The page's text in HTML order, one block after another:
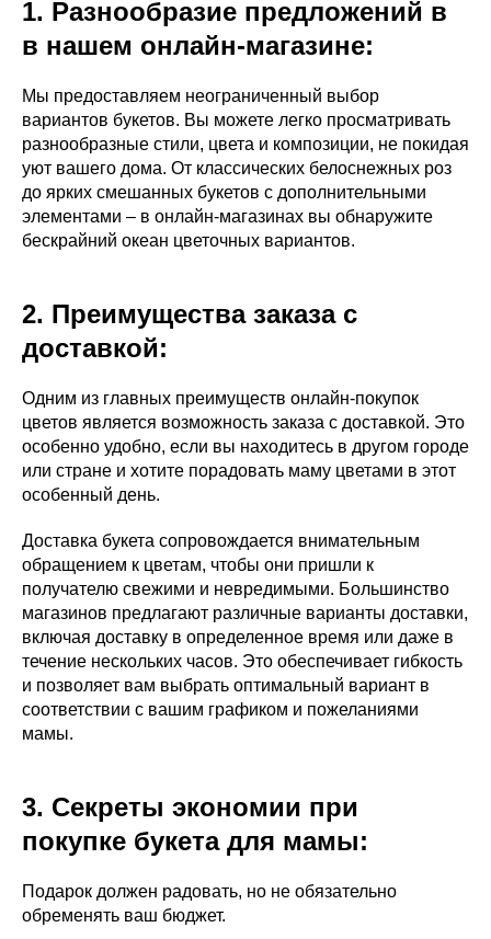
1. Разнообразие предложений в
в нашем онлайн-магазине:
Мы предоставляем неограниченный выбор
вариантов букетов. Вы можете легко просматривать
разнообразные стили, цвета и композиции, не покидая
уют вашего дома. От классических белоснежных роз
до ярких смешанных букетов с дополнительными
элементами – в онлайн-магазинах вы обнаружите
бескрайний океан цветочных вариантов.
2. Преимущества заказа с
доставкой:
Одним из главных преимуществ онлайн-покупок
цветов является возможность заказа с доставкой. Это
особенно удобно, если вы находитесь в другом городе
или стране и хотите порадовать маму цветами в этот
особенный день.
Доставка букета сопровождается внимательным
обращением к цветам, чтобы они пришли к
получателю свежими и невредимыми. Большинство
магазинов предлагают различные варианты доставки,
включая доставку в определенное время или даже в
течение нескольких часов. Это обеспечивает гибкость
и позволяет вам выбрать оптимальный вариант в
соответствии с вашим графиком и пожеланиями
мамы.
3. Секреты экономии при
покупке букета для мамы:
Подарок должен радовать, но не обязательно
обременять ваш бюджет.